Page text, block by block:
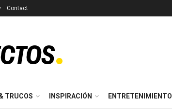
Contact
TRUCOS INSPIRACIÓN ENTRETENIMIENTO